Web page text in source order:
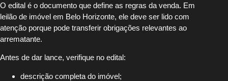
O edital é o documento que define as regras da venda. Em
leilão de imóvel em Belo Horizonte, ele deve ser lido com
atenção porque pode transferir obrigações relevantes ao
arrematante.
Antes de dar lance, verifique no edital:
descrição completa do imóvel;